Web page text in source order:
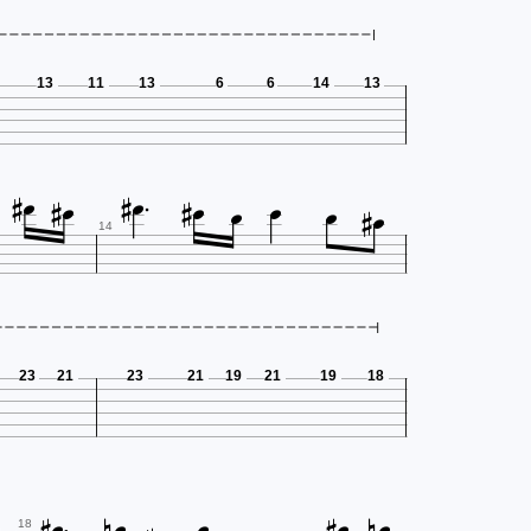
13 11 13 6 6 14 13
 14   
23 21 23 21 19 21 19 18
18